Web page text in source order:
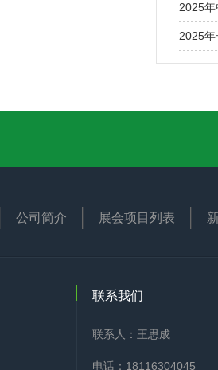
2025
2025
公司简介 展会项目列表
联系我们
联系人：王思成
电话：18116304045